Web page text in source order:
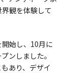
観を体験して
始し、10月に
ンしました。
あり、デザイ